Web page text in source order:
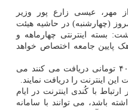
عیسی زارع پور وزیر
(چهارشنبه) در حاشیه هیئت
بسته اینترنتی چهارماهه و
پایین جامعه اختصاص خواهد
وی اضافه کرد: کسانی که یارانه ۴۰۰ تومانی دریافت می کنند می
این اینترنت را دریافت نمایند.
با کُندی اینترنت در ایام
باشد، می توانند با سامانه